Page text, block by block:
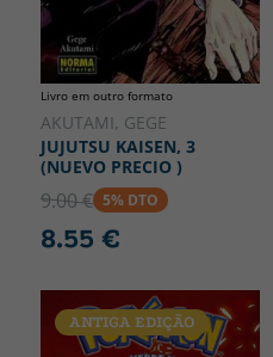
Livro em outro formato
AKUTAMI, GEGE
JUJUTSU KAISEN, 3
(NUEVO PRECIO )
9.00 € 5% DTO
8.55 €
ANTIGA EDIÇÃO